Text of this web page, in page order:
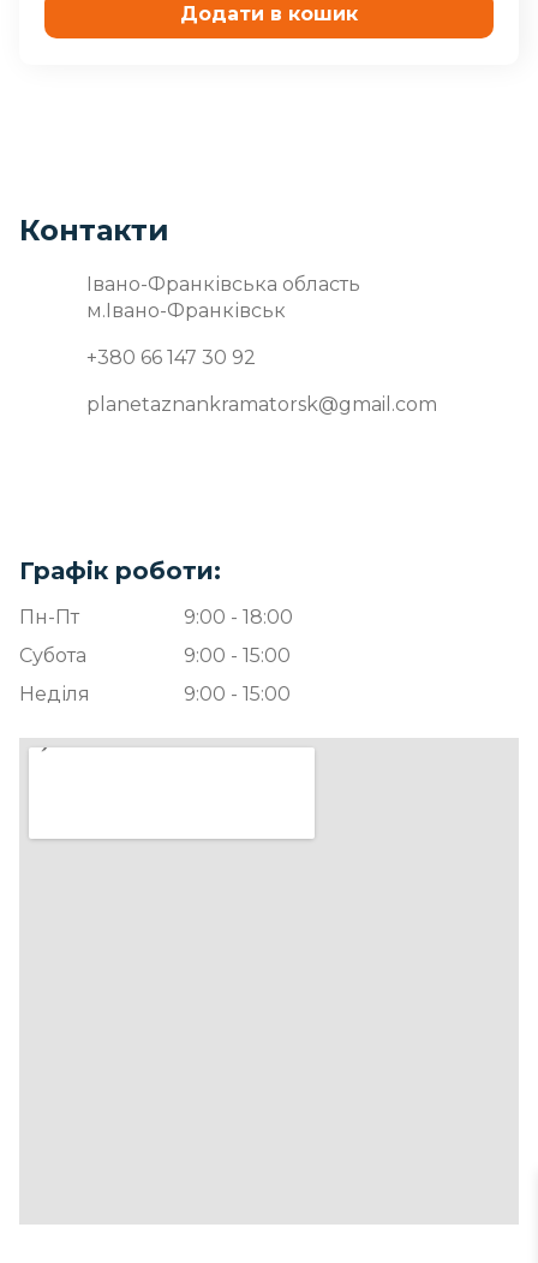
Додати в кошик
Контакти
Івано-Франківська область
м.Івано-Франківськ
+380 66 147 30 92
planetaznankramatorsk@gmail.com
Графік роботи:
Пн-Пт
Субота
Неділя
9:00 - 18:00
9:00 - 15:00
9:00 - 15:00